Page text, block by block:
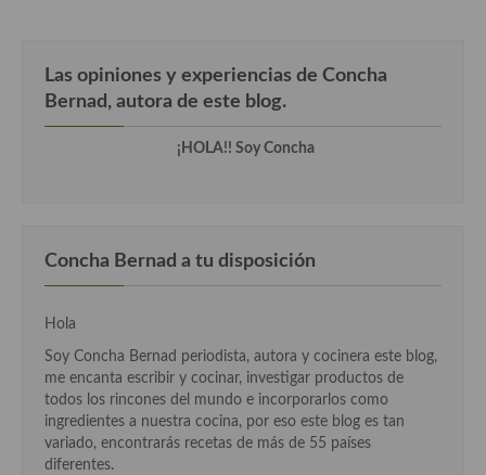
Las opiniones y experiencias de Concha
Bernad, autora de este blog.
¡HOLA!! Soy Concha
Concha Bernad a tu disposición
Hola
Soy Concha Bernad periodista, autora y cocinera este blog,
me encanta escribir y cocinar, investigar productos de
todos los rincones del mundo e incorporarlos como
ingredientes a nuestra cocina, por eso este blog es tan
variado, encontrarás recetas de más de 55 países
diferentes.